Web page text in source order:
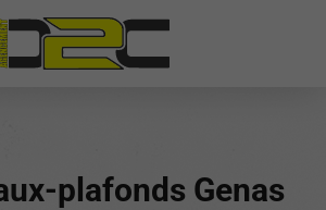
plafonds Genas